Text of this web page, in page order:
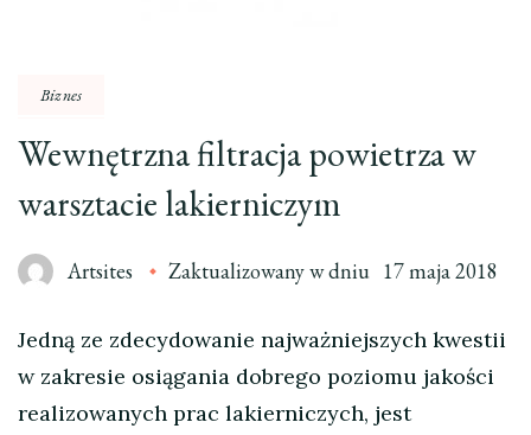
Biznes
Wewnętrzna filtracja powietrza w
warsztacie lakierniczym
Artsites Zaktualizowany w dniu 17 maja 2018
Jedną ze zdecydowanie najważniejszych kwestii
w zakresie osiągania dobrego poziomu jakości
realizowanych prac lakierniczych, jest